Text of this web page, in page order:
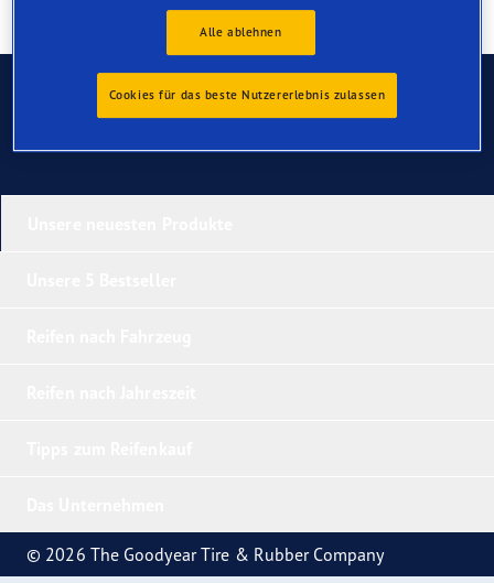
Kontaktieren Sie uns
© 2026 The Goodyear Tire & Rubber Company
Alle ablehnen
Cookies für das beste Nutzererlebnis zulassen